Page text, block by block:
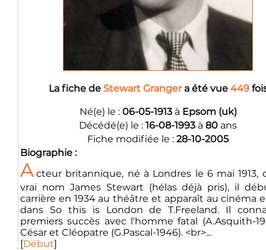
La fiche de Stewart Grangera été vue 449
Né(e) le : 06-05-1913à Epsom (uk)
Décédé(e) le : 16-08-1993 à 80 ans
Fiche modifiée le : 28-10-2005
Biographie :
A cteur britannique, né à Londres le 6 mai 1913,
vrai nom James Stewart (hélas déjà pris), il
carrière en 1934 au théâtre et apparaît au cinéma
dans So this is London de T.Freeland. Il
premiers succès avec l'homme fatal (A.Asquith-
César et Cléopatre (G.Pascal-1946). <br>...
[Début]